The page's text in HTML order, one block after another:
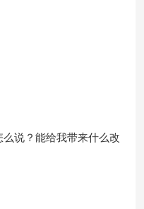
说？能给我带来什么改